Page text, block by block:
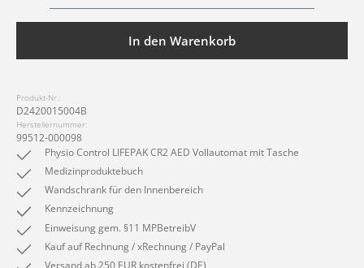
In den Warenkorb
Produkt-Nr.:
D2420015004B
Herstellernummer:
99512-000098
Physio Control LIFEPAK CR2 AED Vollautomat mit Tasche
Medizinproduktebuch
Wandschrank für den Innenbereich
Kennzeichnung
Einweisung gem. §11 MPBetreibV
Kauf auf Rechnung / xRechnung / PayPal
Versand ab 250 EUR kostenfrei (DE)